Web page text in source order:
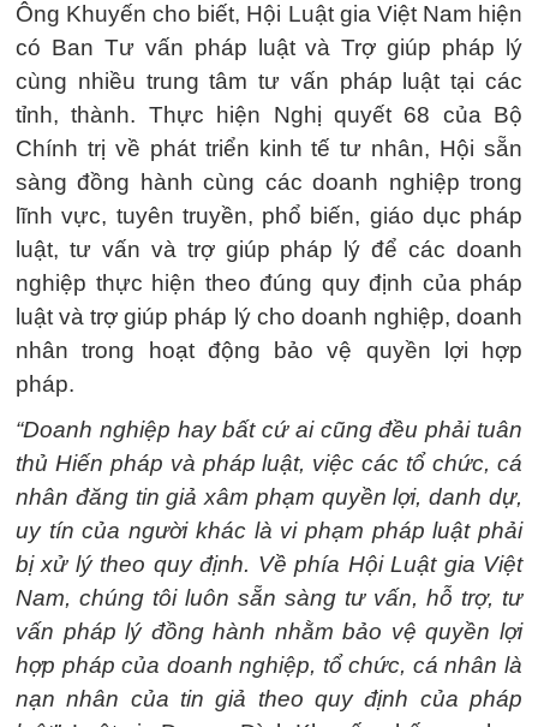
Ông Khuyến cho biết, Hội Luật gia Việt Nam hiện
có Ban Tư vấn pháp luật và Trợ giúp pháp lý
cùng nhiều trung tâm tư vấn pháp luật tại các
tỉnh, thành. Thực hiện Nghị quyết 68 của Bộ
Chính trị về phát triển kinh tế tư nhân, Hội sẵn
sàng đồng hành cùng các doanh nghiệp trong
lĩnh vực, tuyên truyền, phổ biến, giáo dục pháp
luật, tư vấn và trợ giúp pháp lý để các doanh
nghiệp thực hiện theo đúng quy định của pháp
luật và trợ giúp pháp lý cho doanh nghiệp, doanh
nhân trong hoạt động bảo vệ quyền lợi hợp
pháp.
“Doanh nghiệp hay bất cứ ai cũng đều phải tuân
thủ Hiến pháp và pháp luật, việc các tổ chức, cá
nhân đăng tin giả xâm phạm quyền lợi, danh dự,
uy tín của người khác là vi phạm pháp luật phải
bị xử lý theo quy định. Về phía Hội Luật gia Việt
Nam, chúng tôi luôn sẵn sàng tư vấn, hỗ trợ, tư
vấn pháp lý đồng hành nhằm bảo vệ quyền lợi
hợp pháp của doanh nghiệp, tổ chức, cá nhân là
nạn nhân của tin giả theo quy định của pháp